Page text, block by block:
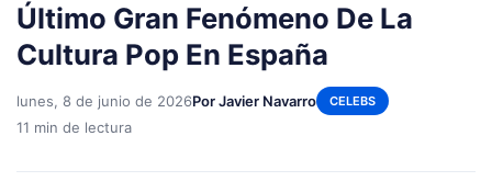
Último Gran Fenómeno De La
Cultura Pop En España
lunes, 8 de junio de 2026Por Javier Navarro CELEBS
11 min de lectura